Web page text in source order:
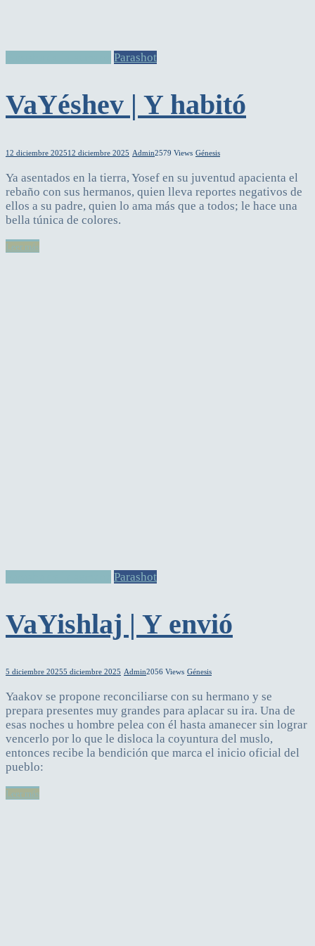
Parashot
VaYéshev | Y habitó
12 diciembre 202512 diciembre 2025 Admin2579 Views Génesis
Ya asentados en la tierra, Yosef en su juventud apacienta el
rebaño con sus hermanos, quien lleva reportes negativos de
ellos a su padre, quien lo ama más que a todos; le hace una
bella túnica de colores.
Leer más
Parashot
VaYishlaj | Y envió
5 diciembre 20255 diciembre 2025 Admin2056 Views Génesis
Yaakov se propone reconciliarse con su hermano y se
prepara presentes muy grandes para aplacar su ira. Una de
esas noches u hombre pelea con él hasta amanecer sin lograr
vencerlo por lo que le disloca la coyuntura del muslo,
entonces recibe la bendición que marca el inicio oficial del
pueblo:
Leer más